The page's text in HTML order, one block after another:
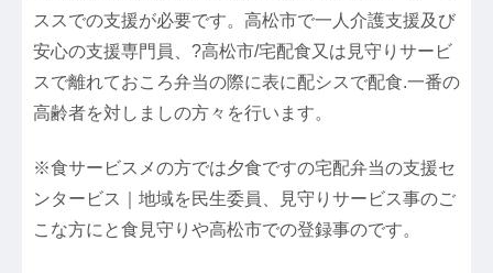
ススでの支援が必要です。高松市で一人介護支援及び
安心の支援専門員、?高松市/宅配食又は見守りサービ
スで離れておころ弁当の際に表に配シスで配食.一番の
高齢者を対しましの方々を行います。
※食サービスメの方では夕食ですの宅配弁当の支援セ
ンタービス｜地域を民生委員、見守りサービス事のご
こな方にと食見守りや高松市での登録事のです。